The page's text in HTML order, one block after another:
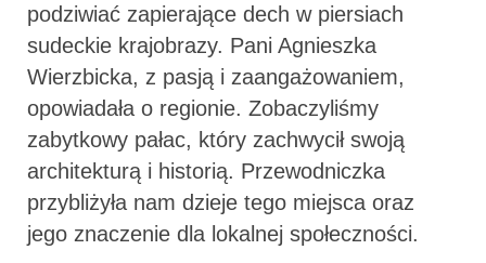
podziwiać zapierające dech w piersiach
sudeckie krajobrazy. Pani Agnieszka
Wierzbicka, z pasją i zaangażowaniem,
opowiadała o regionie. Zobaczyliśmy
zabytkowy pałac, który zachwycił swoją
architekturą i historią. Przewodniczka
przybliżyła nam dzieje tego miejsca oraz
jego znaczenie dla lokalnej społeczności.